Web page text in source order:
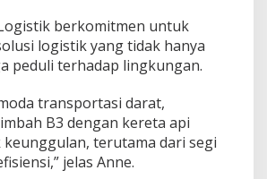
berkomitmen untuk
logistik yang tidak hanya
peduli terhadap lingkungan.
transportasi darat,
B3 dengan kereta api
keunggulan, terutama dari segi
jelas Anne.